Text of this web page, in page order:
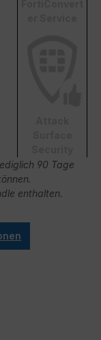
90 Tage
enthalten.